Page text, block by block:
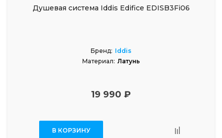
Душевая система Iddis Edifice EDISB3Fi06
Бренд: Iddis
Материал: Латунь
19 990 ₽
В КОРЗИНУ